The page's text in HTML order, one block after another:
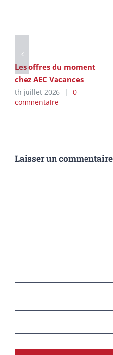
Les offres du moment
chez AEC Vacances
th juillet 2026 |
0
commentaire
Laisser un commentaire